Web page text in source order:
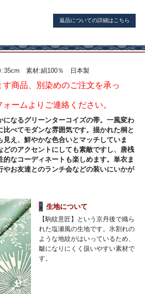
返品についての詳細はこちら
:35cm 素材:絹100％ 日本製
す商品、別染めのご注文を承っ
ームよりご連絡ください。
になるグリーンターコイズの帯。一風変わ
比べてモダンな雰囲気です。描かれた桐と
見え、鮮やかな色合いとマッチしていま
どのアクセントにしても素敵ですし、唐桟
的なコーディネートも楽しめます。単衣ま
やお友達とのランチ会などの装いにいかが
生地について
【駒紋意匠】という京丹後で織ら
れた塩瀬風の生地です。氷割れの
ような地紋がはいっているため、
皺になりにくく扱いやすい素材で
す。